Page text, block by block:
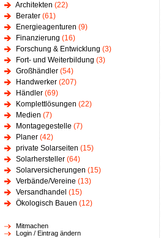
Architekten (22)
Berater (61)
Energieagenturen (9)
Finanzierung (16)
Forschung & Entwicklung (3)
Fort- und Weiterbildung (3)
Großhändler (54)
Handwerker (207)
Händler (69)
Komplettlösungen (22)
Medien (7)
Montagegestelle (7)
Planer (42)
private Solarseiten (15)
Solarhersteller (64)
Solarversicherungen (15)
Verbände/Vereine (13)
Versandhandel (15)
Ökologisch Bauen (12)
Mitmachen
Login / Eintrag ändern